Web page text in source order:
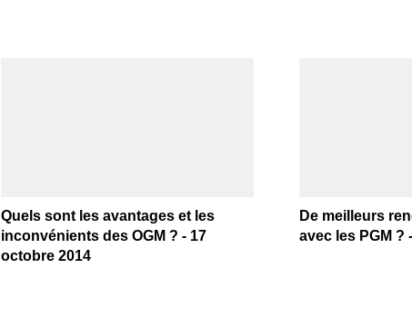
Quels sont les avantages et les
inconvénients des OGM ? - 17
octobre 2014
De meilleurs
avec les PGM ?